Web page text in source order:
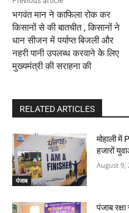
भगवंत मान ने काफिला रोक कर
किसानों से की बातचीत , किसानों ने
धान सीजन में पर्याप्त बिजली और
नहरी पानी उपलब्ध करवाने के लिए
मुख्यमंत्री की सराहना की
RELATED ARTICLES
पंजाब
मोहाली
हजारों
August 9,
पंजाब